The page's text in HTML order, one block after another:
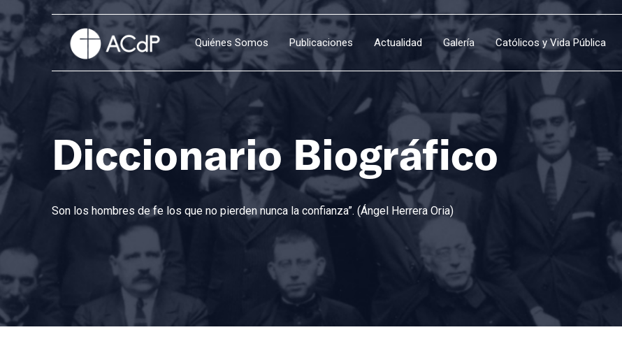
Quiénes Somos Publicaciones Actualidad Galería Católicos y Vida Pública
Diccionario Biográfico
Son los hombres de fe los que no pierden nunca la confianza”. (Ángel Herrera Oria)